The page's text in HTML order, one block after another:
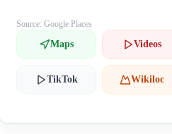
Source: Google Places
Maps Videos
TikTok Wikiloc